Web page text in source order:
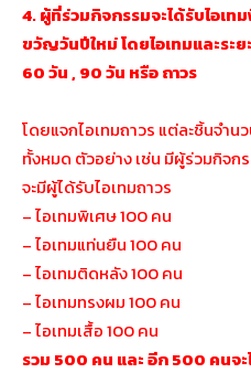
4. ผู้ที่ร่วมกิจกรรมจะได้รับไอเท
ขวัญวันปีใหม่ โดยไอเทมและระ
60 วัน , 90 วัน หรือ ถาวร
โดยแจกไอเทมถาวร แต่ละชิ้นจำน
ทั้งหมด ตัวอย่าง เช่น มีผู้ร่วมกิจก
จะมีผู้ได้รับไอเทมถาวร
– ไอเทมพิเศษ 100 คน
– ไอเทมแท่นยืน 100 คน
– ไอเทมติดหลัง 100 คน
– ไอเทมทรงผม 100 คน
– ไอเทมเสื้อ 100 คน
รวม 500 คน และ อีก 500 คนจะ